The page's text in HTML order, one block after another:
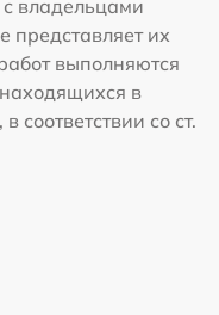
владельцами
представляет их
выполняются
в
соответствии со ст.